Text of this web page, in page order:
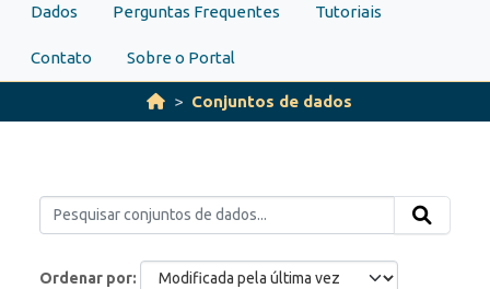
Dados Perguntas Frequentes Tutoriais
Contato Sobre o Portal
Conjuntos de dados
Ordenar por